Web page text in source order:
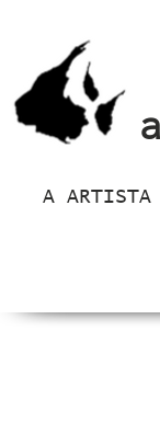
A ARTISTA